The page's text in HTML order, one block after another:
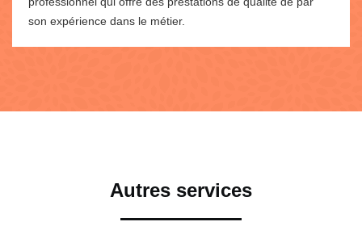
son expérience dans le métier.
Autres services